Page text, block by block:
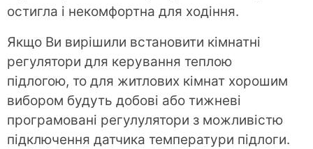
остигла і некомфортна для ходіння.
Якщо Ви вирішили встановити кімнатні
регулятори для керування теплою
підлогою, то для житлових кімнат хорошим
вибором будуть добові або тижневі
програмовані регулулятори з можливістю
підключення датчика температури підлоги.